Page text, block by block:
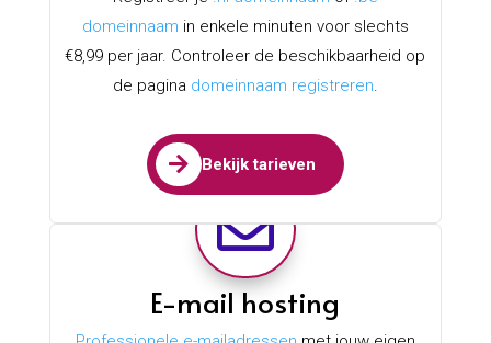
domeinnaam in enkele minuten voor slechts
€8,99 per jaar. Controleer de beschikbaarheid op
de pagina domeinnaam registreren.
 Bekijk tarieven

E-mail hosting